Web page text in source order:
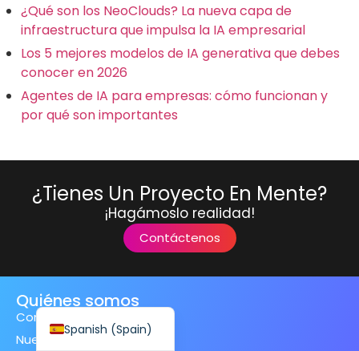
¿Qué son los NeoClouds? La nueva capa de
infraestructura que impulsa la IA empresarial
Los 5 mejores modelos de IA generativa que debes
conocer en 2026
Agentes de IA para empresas: cómo funcionan y
por qué son importantes
¿Tienes Un Proyecto En Mente?
¡Hagámoslo realidad!
Contáctenos
Quiénes somos
Compañía
Nuestro equipo
Spanish (Spain)
English
Spanish (Mexico)
German
Swedish
Finnish